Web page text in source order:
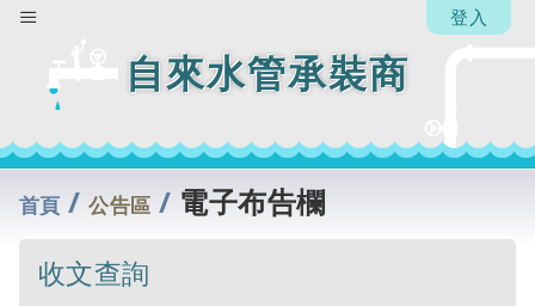
自來水管承裝商
登入
首頁 /公告區 / 電子布告欄
收文查詢
娟
表